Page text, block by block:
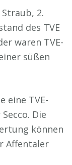
2.
des TVE
waren TVE-
süßen
eine TVE-
Die
können
Affentaler